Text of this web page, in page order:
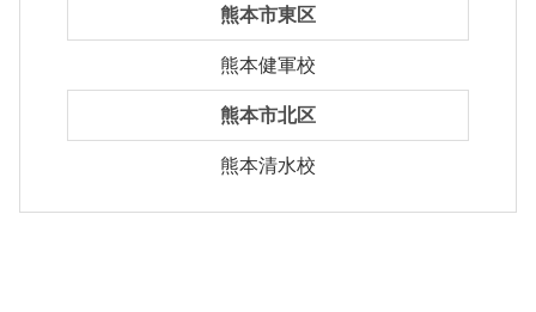
熊本市東区
熊本健軍校
熊本市北区
熊本清水校